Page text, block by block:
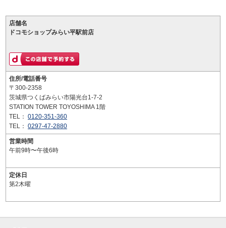
店舗名
ドコモショップみらい平駅前店
住所/電話番号
〒300-2358
茨城県つくばみらい市陽光台1-7-2
STATION TOWER TOYOSHIMA 1階
TEL： 0120-351-360
TEL： 0297-47-2880
営業時間
午前9時〜午後6時
定休日
第2木曜